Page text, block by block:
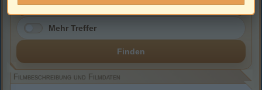
Mehr Treffer
Finden
Filmbeschreibung und Filmdaten